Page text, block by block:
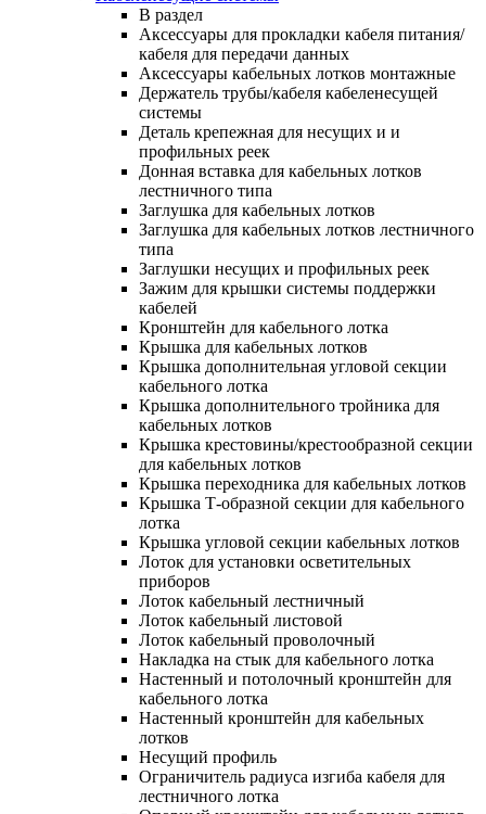
В раздел
Аксессуары для прокладки кабеля питания/
кабеля для передачи данных
Аксессуары кабельных лотков монтажные
Держатель трубы/кабеля кабеленесущей
системы
Деталь крепежная для несущих и и
профильных реек
Донная вставка для кабельных лотков
лестничного типа
Заглушка для кабельных лотков
Заглушка для кабельных лотков лестничного
типа
Заглушки несущих и профильных реек
Зажим для крышки системы поддержки
кабелей
Кронштейн для кабельного лотка
Крышка для кабельных лотков
Крышка дополнительная угловой секции
кабельного лотка
Крышка дополнительного тройника для
кабельных лотков
Крышка крестовины/крестообразной секции
для кабельных лотков
Крышка переходника для кабельных лотков
Крышка Т-образной секции для кабельного
лотка
Крышка угловой секции кабельных лотков
Лоток для установки осветительных
приборов
Лоток кабельный лестничный
Лоток кабельный листовой
Лоток кабельный проволочный
Накладка на стык для кабельного лотка
Настенный и потолочный кронштейн для
кабельного лотка
Настенный кронштейн для кабельных
лотков
Несущий профиль
Ограничитель радиуса изгиба кабеля для
лестничного лотка